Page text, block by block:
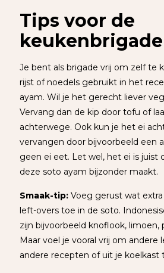
Tips voor de
keukenbrigade
Je bent als brigade vrij om zelf te
rijst of noedels gebruikt in het
ayam. Wil je het gerecht liever
Vervang dan de kip door tofu of
achterwege. Ook kun je het ei
vervangen door bijvoorbeeld een
geen ei eet. Let wel, het ei is juist
deze soto ayam bijzonder maakt.
Smaak-tip: Voeg gerust wat
left-overs toe in de soto.
zijn bijvoorbeeld knoflook, limoen,
Maar voel je vooral vrij om andere
andere recepten of uit je koelkast